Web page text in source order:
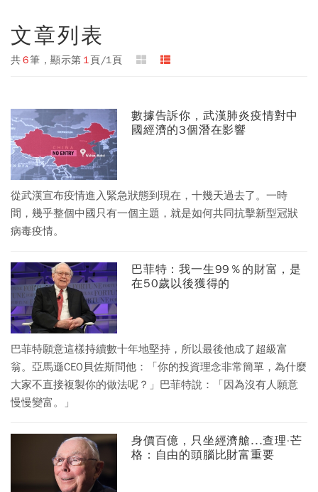
文章列表
共6筆，顯示第 1頁/1頁
數據告訴你，武漢肺炎疫情對中
國經濟的3個潛在影響
從武漢宣布疫情進入緊急狀態到現在，十幾天過去了。一時
間，幾乎整個中國只有一個主題，就是如何共同抗擊新型冠狀
病毒疫情。
巴菲特：我一生99％的財富，是
在50歲以後獲得的
巴菲特願意這樣持續數十年地堅持，所以最後他成了超級富
翁。亞馬遜CEO貝佐斯問他：「你的投資理念非常簡單，為什麼
大家不直接複製你的做法呢？」巴菲特說：「因為沒有人願意
慢慢變富。」
身價百億，只坐經濟艙...查理·芒
格：自由的頭腦比財富重要